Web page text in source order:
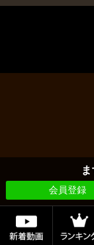
会員登録